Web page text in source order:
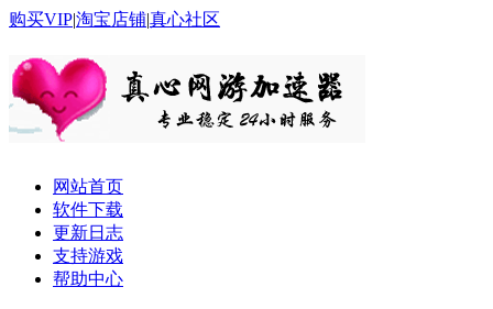
购买VIP|淘宝店铺|真心社区
网站首页
软件下载
更新日志
支持游戏
帮助中心